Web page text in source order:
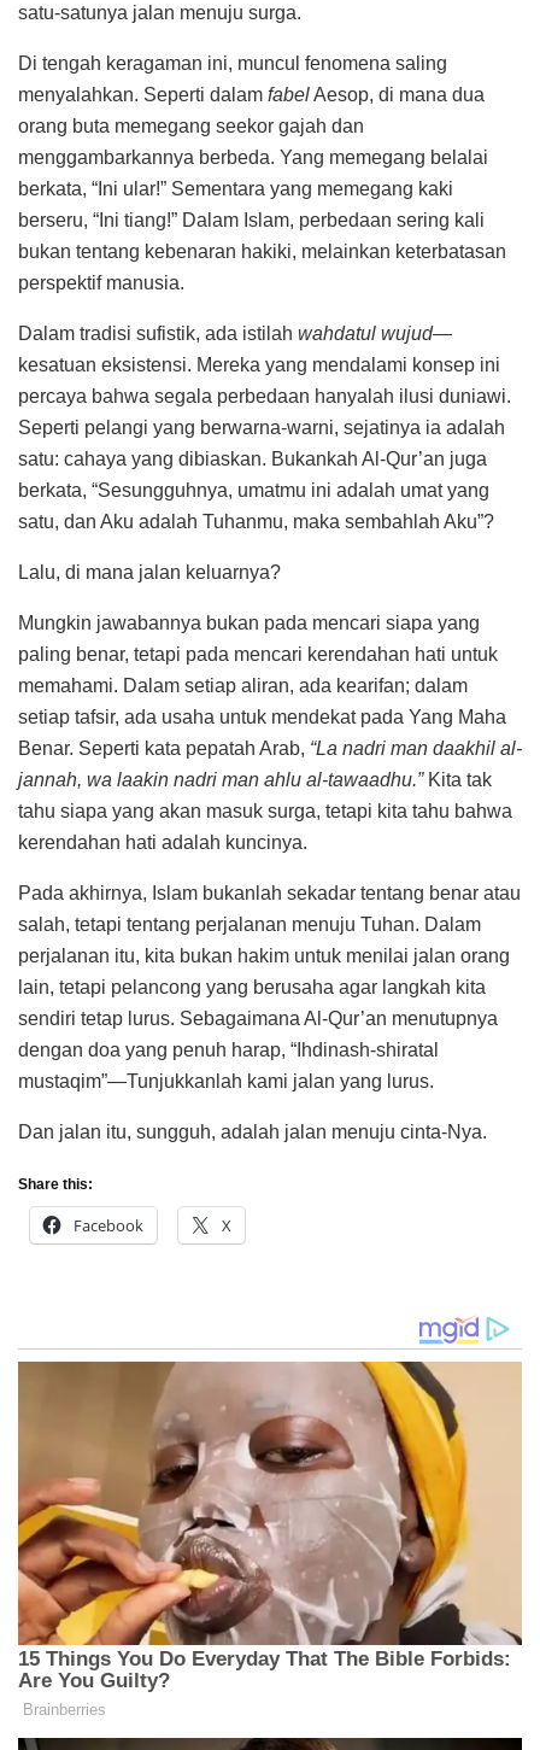
satu-satunya jalan menuju surga.
Di tengah keragaman ini, muncul fenomena saling
menyalahkan. Seperti dalam fabelAesop, di mana dua
orang buta memegang seekor gajah dan
menggambarkannya berbeda. Yang memegang belalai
berkata, “Ini ular!” Sementara yang memegang kaki
berseru, “Ini tiang!” Dalam Islam, perbedaan sering kali
bukan tentang kebenaran hakiki, melainkan keterbatasan
perspektif manusia.
Dalam tradisi sufistik, ada istilah wahdatul wujud—
kesatuan eksistensi. Mereka yang mendalami konsep ini
percaya bahwa segala perbedaan hanyalah ilusi duniawi.
Seperti pelangi yang berwarna-warni, sejatinya ia adalah
satu: cahaya yang dibiaskan. Bukankah Al-Qur’an juga
berkata, “Sesungguhnya, umatmu ini adalah umat yang
satu, dan Aku adalah Tuhanmu, maka sembahlah Aku”?
Lalu, di mana jalan keluarnya?
Mungkin jawabannya bukan pada mencari siapa yang
paling benar, tetapi pada mencari kerendahan hati untuk
memahami. Dalam setiap aliran, ada kearifan; dalam
setiap tafsir, ada usaha untuk mendekat pada Yang Maha
Benar. Seperti kata pepatah Arab, “La nadri man daakhil al-
jannah, wa laakin nadri man ahlu al-tawaadhu.”Kita tak
tahu siapa yang akan masuk surga, tetapi kita tahu bahwa
kerendahan hati adalah kuncinya.
Pada akhirnya, Islam bukanlah sekadar tentang benar atau
salah, tetapi tentang perjalanan menuju Tuhan. Dalam
perjalanan itu, kita bukan hakim untuk menilai jalan orang
lain, tetapi pelancong yang berusaha agar langkah kita
sendiri tetap lurus. Sebagaimana Al-Qur’an menutupnya
dengan doa yang penuh harap, “Ihdinash-shiratal
mustaqim”—Tunjukkanlah kami jalan yang lurus.
Dan jalan itu, sungguh, adalah jalan menuju cinta-Nya.
Share this:
Facebook X